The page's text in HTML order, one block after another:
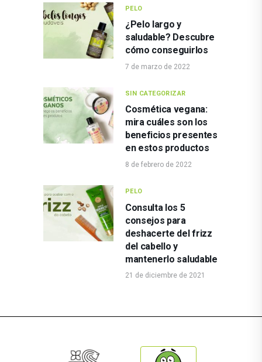
PELO
¿Pelo largo y
saludable? Descubre
cómo conseguirlos
7 de marzo de 2022
SIN CATEGORIZAR
Cosmética vegana:
mira cuáles son los
beneficios presentes
en estos productos
8 de febrero de 2022
PELO
Consulta los 5
consejos para
deshacerte del frizz
del cabello y
mantenerlo saludable
21 de diciembre de 2021